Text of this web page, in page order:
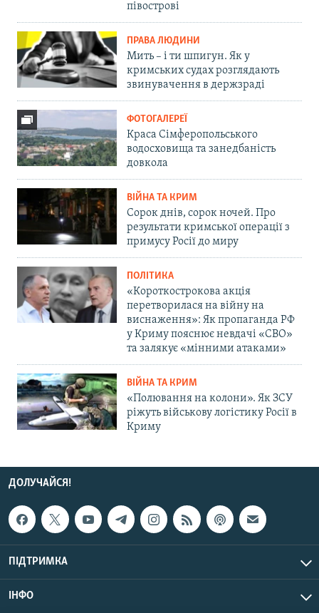
півострові
ПРАВА ЛЮДИНИ
Мить – і ти шпигун. Як у
кримських судах розглядають
звинувачення в держзраді
ФОТОГАЛЕРЕЇ
Краса Сімферопольського
водосховища та занедбаність
довкола
ВІЙНА ТА КРИМ
Сорок днів, сорок ночей. Про
результати кримської операції з
примусу Росії до миру
ПОЛІТИКА
«Короткострокова акція
перетворилася на війну на
виснаження»: Як пропаганда РФ
у Криму пояснює невдачі «СВО»
та залякує «мінними атаками»
ВІЙНА ТА КРИМ
«Полювання на колони». Як ЗСУ
ріжуть військову логістику Росії в
Криму
ДОЛУЧАЙСЯ!
ПІДТРИМКА
ІНФО